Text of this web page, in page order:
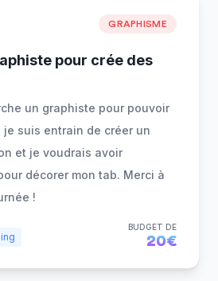
GRAPHISME
pour crée des
un graphiste pour pouvoir
suis entrain de créer un
et je voudrais avoir
décorer mon tab. Merci à
!
BUDGET DE
20€